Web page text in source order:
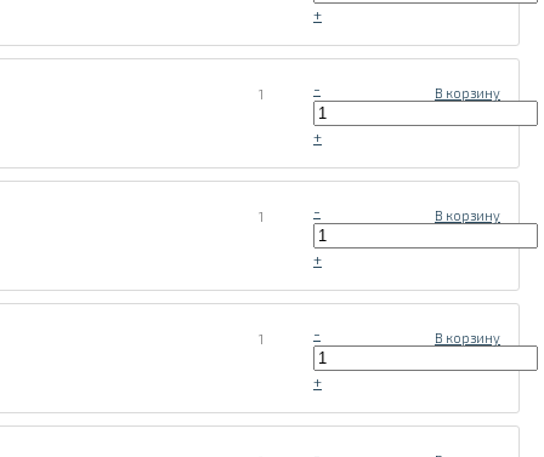
+
1 -
+
В корзину
1 -
+
В корзину
1 -
+
В корзину